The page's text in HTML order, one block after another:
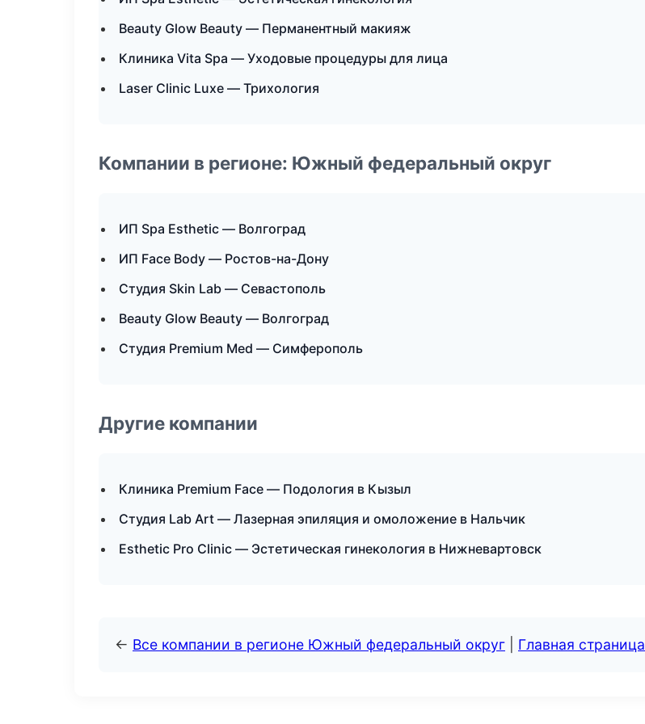
Beauty Glow Beauty — Перманентный макияж
Клиника Vita Spa — Уходовые процедуры для лица
Laser Clinic Luxe — Трихология
Компании в регионе: Южный федеральный округ
ИП Spa Esthetic — Волгоград
ИП Face Body — Ростов-на-Дону
Студия Skin Lab — Севастополь
Beauty Glow Beauty — Волгоград
Студия Premium Med — Симферополь
Другие компании
Клиника Premium Face — Подология в Кызыл
Студия Lab Art — Лазерная эпиляция и омоложение в Нальчик
Esthetic Pro Clinic — Эстетическая гинекология в Нижневартовск
← Все компании в регионе Южный федеральный округ Главная страница